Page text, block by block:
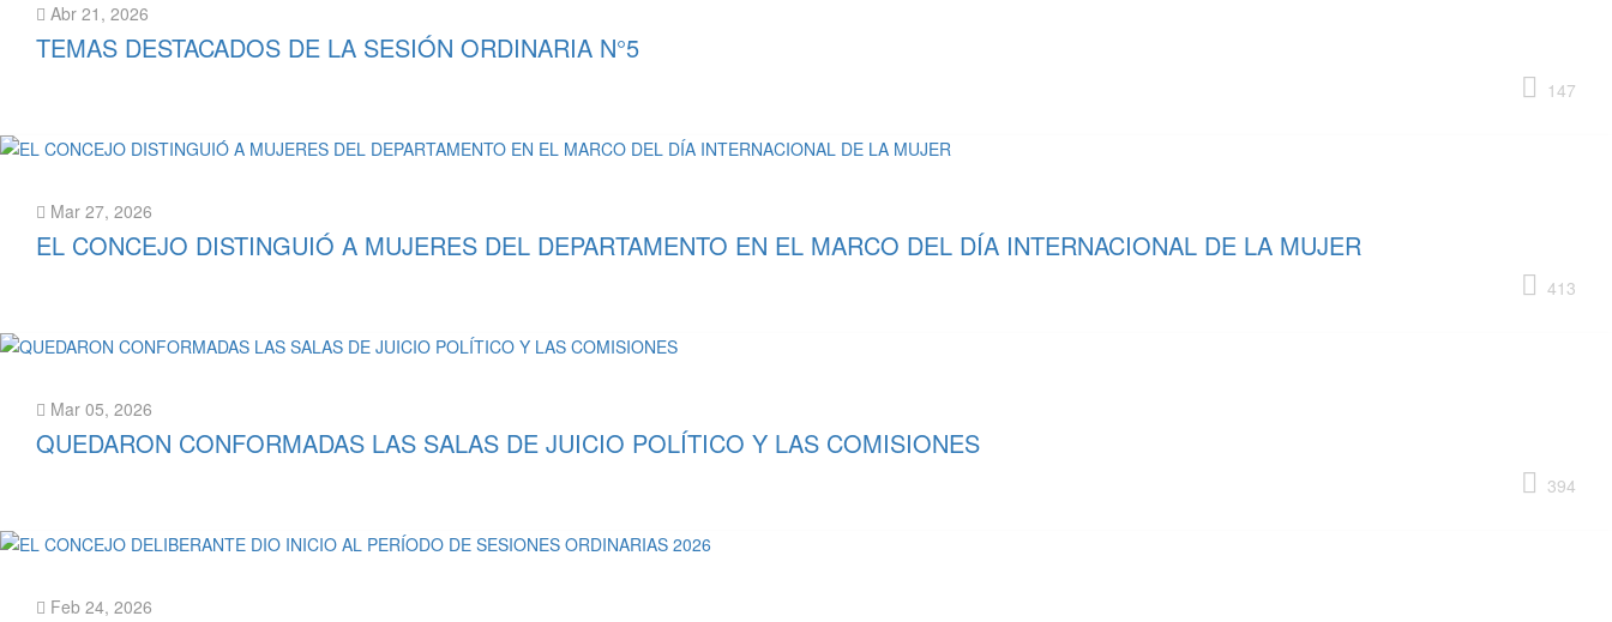
Abr 21, 2026
TEMAS DESTACADOS DE LA SESIÓN ORDINARIA N°5
147
Mar 27, 2026
EL CONCEJO DISTINGUIÓ A MUJERES DEL DEPARTAMENTO EN EL MARCO DEL DÍA INTERNACIONAL DE LA MUJER
413
Mar 05, 2026
QUEDARON CONFORMADAS LAS SALAS DE JUICIO POLÍTICO Y LAS COMISIONES
394
Feb 24, 2026